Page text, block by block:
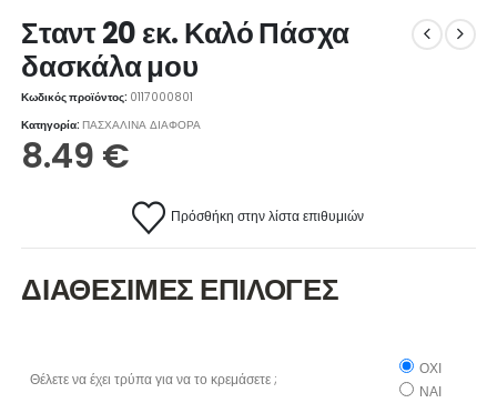
Σταντ 20 εκ. Καλό Πάσχα
δασκάλα μου
Κωδικός προϊόντος: 0117000801
Κατηγορία:ΠΑΣΧΑΛΙΝΑ ΔΙΑΦΟΡΑ
8.49 €
Πρόσθήκη στην λίστα επιθυμιών
ΔΙΑΘΕΣΙΜΕΣ ΕΠΙΛΟΓΕΣ
Θέλετε να έχει τρύπα για να το κρεμάσετε ;
ΟΧΙ
ΝΑΙ